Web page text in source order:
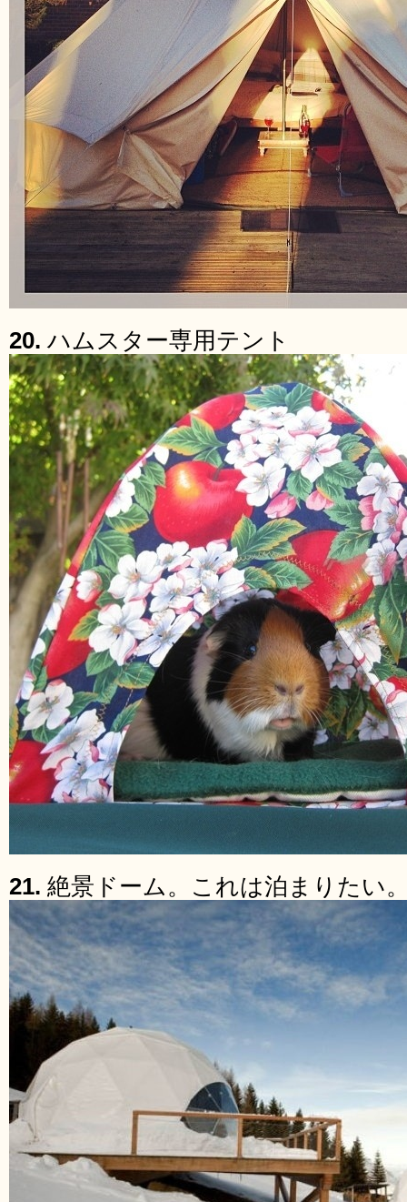
20. ハムスター専用テント
21. 絶景ドーム。これは泊まりたい